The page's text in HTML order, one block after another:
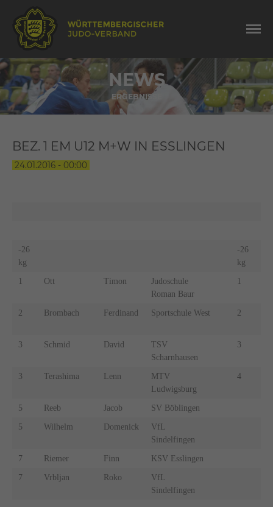
NEWS
ERGEBNISSE
BEZ. 1 EM U12 M+W IN ESSLINGEN
24.01.2016 - 00:00
-26
kg
-26
kg
1 Ott Timon
Judoschule
Roman Baur
1
2 Brombach Ferdinand Sportschule West 2
3 Schmid David
TSV
Scharnhausen
3
3 Terashima Lenn
MTV
Ludwigsburg
4
5 Reeb Jacob SV Böblingen
5 Wilhelm Domenick
VfL
Sindelfingen
7 Riemer Finn KSV Esslingen
7 Vrbljan Roko
VfL
Sindelfingen